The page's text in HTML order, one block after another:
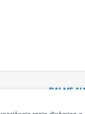
DAI-ME